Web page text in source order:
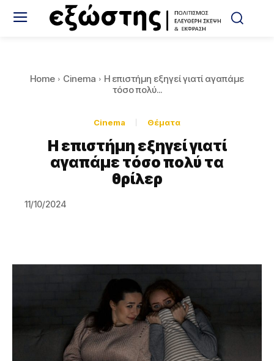
Home Cinema
Η επιστήμη εξηγεί γιατί αγαπάμε
τόσο πολύ...
Cinema Θέματα
Η επιστήμη εξηγεί γιατί
αγαπάμε τόσο πολύ τα
θρίλερ
11/10/2024